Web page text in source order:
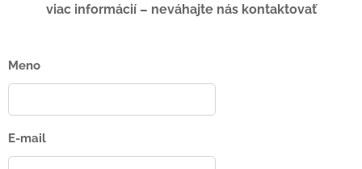
viac informácií – neváhajte nás kontaktovať
Meno
E-mail